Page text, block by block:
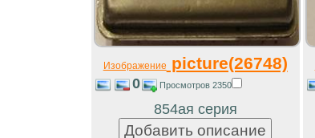
Изображение picture(26748)
0 Просмотров 2350
854ая серия